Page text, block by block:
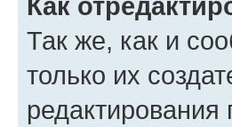
Так же, как и
только их
редактирования